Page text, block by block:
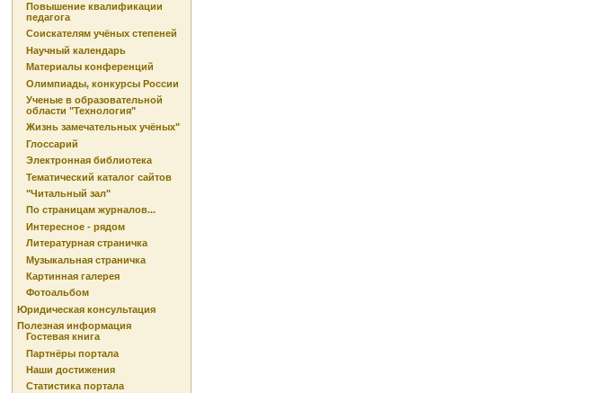
Повышение квалификации
педагога
Соискателям учёных степеней
Научный календарь
Материалы конференций
Олимпиады, конкурсы России
Ученые в образовательной
области "Технология"
Жизнь замечательных учёных"
Глоссарий
Электронная библиотека
Тематический каталог сайтов
"Читальный зал"
По страницам журналов...
Интересное - рядом
Литературная страничка
Музыкальная страничка
Картинная галерея
Фотоальбом
Юридическая консультация
Полезная информация
Гостевая книга
Партнёры портала
Наши достижения
Статистика портала